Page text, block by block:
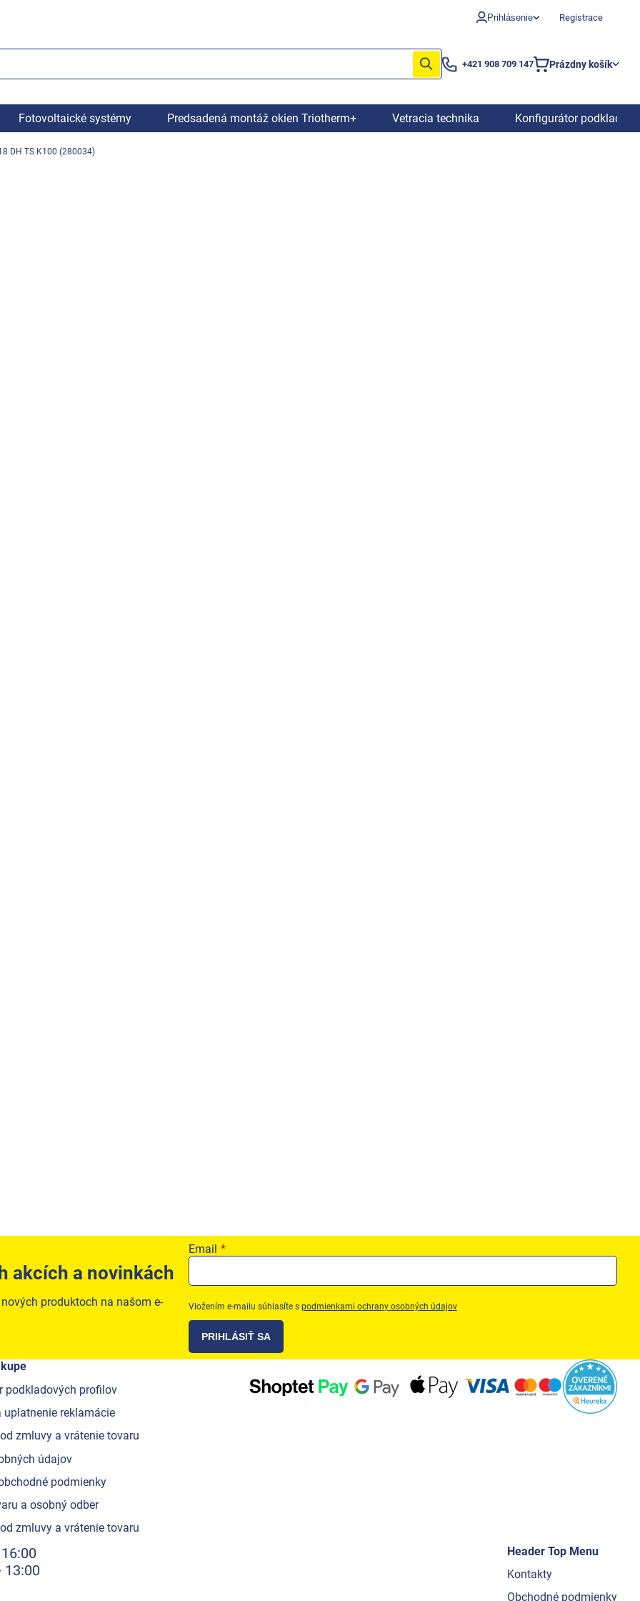
Prihlásenie Registrace
+421 908 709 147 Nákupný
Prázdny košík
Fotovoltaické systémy Predsadená montáž okien Triotherm+ Vetracia technika Konfigurátor
DH TS K100 (280034)
akcích a novinkách
produktoch na našom e-
Email
Vložením e-mailu súhlasíte s podmienkami ochrany osobných údajov
PRIHLÁSIŤ SA
podkladových profilov
uplatnenie reklamácie
od zmluvy a vrátenie tovaru
údajov
obchodné podmienky
a osobný odber
od zmluvy a vrátenie tovaru
13:00
Header Top Menu
Kontakty
Obchodné podmienky